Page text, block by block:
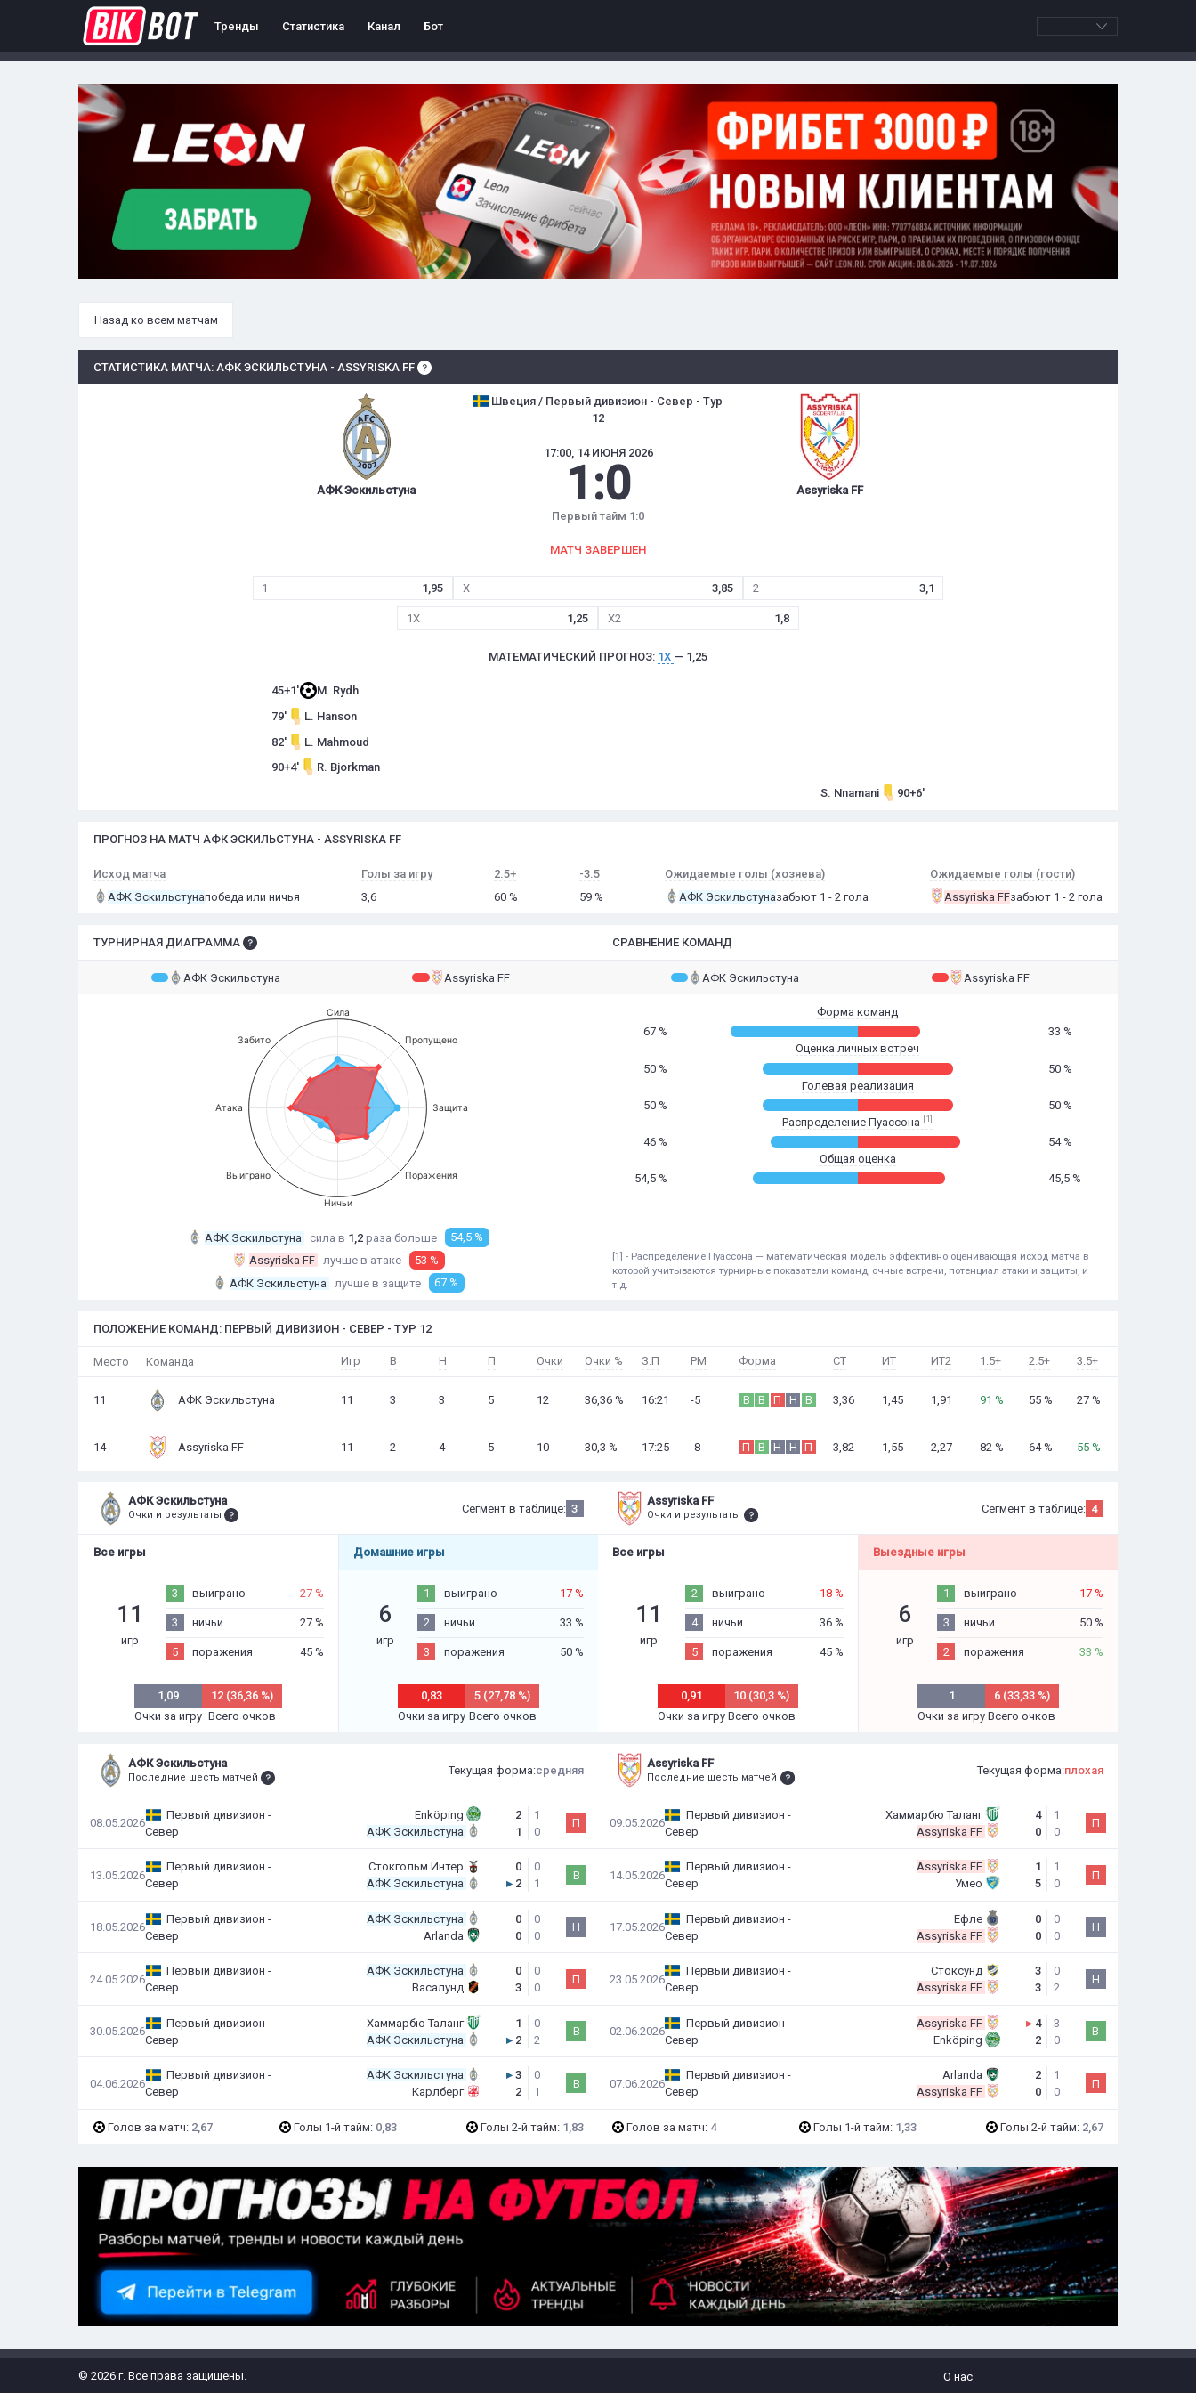
Тренды Статистика Канал Бот
Назад ко всем матчам
СТАТИСТИКА МАТЧА: АФК ЭСКИЛЬСТУНА - ASSYRISKA FF
АФК Эскильстуна
Швеция / Первый дивизион - Север - Тур
12
17:00, 14 ИЮНЯ 2026
1:0
Первый тайм 1:0
Assyriska FF
МАТЧ ЗАВЕРШЕН
1 1,95 X 3,85 2 3,1
1X 1,25 X2 1,8
МАТЕМАТИЧЕСКИЙ ПРОГНОЗ: 1X — 1,25
45+1'
M. Rydh
79'
L. Hanson
82'
L. Mahmoud
90+4'
R. Bjorkman
S. Nnamani
90+6'
ПРОГНОЗ НА МАТЧ АФК ЭСКИЛЬСТУНА - ASSYRISKA FF
Исход матча
АФК Эскильстунапобеда или ничья
Голы за игру
3,6
2.5+
60 %
-3.5
59 %
Ожидаемые голы (хозяева)
АФК Эскильстуназабьют 1 - 2 гола
Ожидаемые голы (гости)
Assyriska FFзабьют 1 - 2 гола
ТУРНИРНАЯ ДИАГРАММА
АФК Эскильстуна Assyriska FF
Сила
Пропущено
Защита
Поражения
Ничьи
Выиграно
Атака
Забито
АФК Эскильстуна сила в 1,2 раза больше
54,5 %
Assyriska FF лучше в атаке
53 %
АФК Эскильстуна
лучше в защите 67 %
СРАВНЕНИЕ КОМАНД
АФК Эскильстуна Assyriska FF
Форма команд
67 %
33 %
Оценка личных встреч
50 %
50 %
Голевая реализация
50 %
50 %
Распределение Пуассона [1]
46 %
54 %
Общая оценка
54,5 %
45,5 %
[1] - Распределение Пуассона — математическая модель эффективно оценивающая исход матча в
которой учитываются турнирные показатели команд, очные встречи, потенциал атаки и защиты, и
т.д.
ПОЛОЖЕНИЕ КОМАНД: ПЕРВЫЙ ДИВИЗИОН - СЕВЕР - ТУР 12
Место Команда Игр В Н П Очки Очки % З:П РМ Форма СТ ИТ ИТ2 1.5+ 2.5+ 3.5+
11 АФК Эскильстуна 11 3 3 5 12 36,36 % 16:21 -5 В В П Н В 3,36 1,45 1,91 91 % 55 % 27 %
14 Assyriska FF 11 2 4 5 10 30,3 % 17:25 -8 П В Н Н П 3,82 1,55 2,27 82 % 64 % 55 %
АФК Эскильстуна
Очки и результаты Сегмент в таблице: 3
Все игры
11
игр
3 выиграно 27 %
3 ничьи 27 %
5 поражения 45 %
1,09
Очки за игру
12 (36,36 %)
Всего очков
Домашние игры
6
игр
1 выиграно 17 %
2 ничьи 33 %
3 поражения 50 %
0,83
Очки за игру
5 (27,78 %)
Всего очков
Assyriska FF
Очки и результаты Сегмент в таблице: 4
Все игры
11
игр
2 выиграно 18 %
4 ничьи 36 %
5 поражения 45 %
0,91
Очки за игру
10 (30,3 %)
Всего очков
Выездные игры
6
игр
1 выиграно 17 %
3 ничьи 50 %
2 поражения 33 %
1
Очки за игру
6 (33,33 %)
Всего очков
АФК Эскильстуна
Последние шесть матчей Текущая форма:средняя
08.05.2026
Первый дивизион -
Север
Enköping
АФК Эскильстуна
2
1
1
0
П
13.05.2026
Первый дивизион -
Север
Стокгольм Интер
АФК Эскильстуна
0
▸ 2
0
1
В
18.05.2026
Первый дивизион -
Север
АФК Эскильстуна
Arlanda
0
0
0
0
Н
24.05.2026
Первый дивизион -
Север
АФК Эскильстуна
Васалунд
0
3
0
0
П
30.05.2026
Первый дивизион -
Север
Хаммарбю Таланг
АФК Эскильстуна
1
▸ 2
0
2
В
04.06.2026
Первый дивизион -
Север
АФК Эскильстуна
Карлберг
▸ 3
2
0
1
В
Голов за матч: 2,67 Голы 1-й тайм: 0,83 Голы 2-й тайм: 1,83
Assyriska FF
Последние шесть матчей Текущая форма:плохая
09.05.2026
Первый дивизион -
Север
Хаммарбю Таланг
Assyriska FF
4
0
1
0
П
14.05.2026
Первый дивизион -
Север
Assyriska FF
Умео
1
5
1
0
П
17.05.2026
Первый дивизион -
Север
Ефле
Assyriska FF
0
0
0
0
Н
23.05.2026
Первый дивизион -
Север
Стоксунд
Assyriska FF
3
3
0
2
Н
02.06.2026
Первый дивизион -
Север
Assyriska FF
Enköping
▸ 4
2
3
0
В
07.06.2026
Первый дивизион -
Север
Arlanda
Assyriska FF
2
0
1
0
П
Голов за матч: 4 Голы 1-й тайм: 1,33 Голы 2-й тайм: 2,67
© 2026 г. Все права защищены. О нас